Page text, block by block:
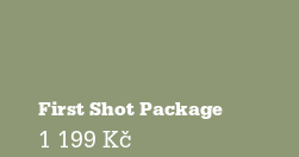
First Shot Package
1 199 Kč